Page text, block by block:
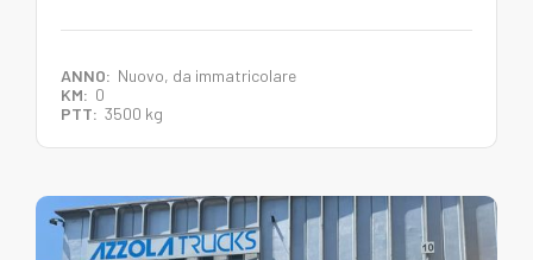
ANNO: Nuovo, da immatricolare
KM: 0
PTT: 3500 kg